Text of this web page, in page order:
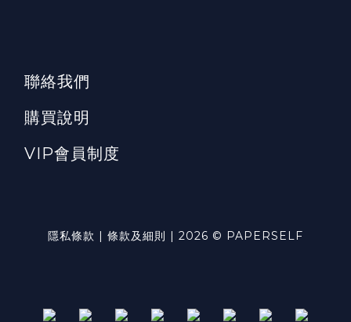
聯絡我們
購買說明
VIP會員制度
隱私條款 | 條款及細則 | 2026 © PAPERSELF